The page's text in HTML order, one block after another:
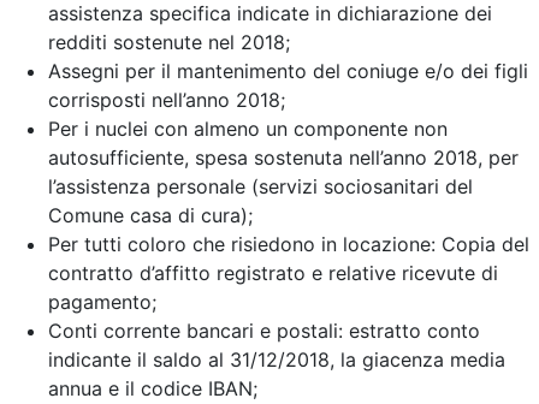
assistenza specifica indicate in dichiarazione dei
redditi sostenute nel 2018;
Assegni per il mantenimento del coniuge e/o dei figli
corrisposti nell’anno 2018;
Per i nuclei con almeno un componente non
autosufficiente, spesa sostenuta nell’anno 2018, per
l’assistenza personale (servizi sociosanitari del
Comune casa di cura);
Per tutti coloro che risiedono in locazione: Copia del
contratto d’affitto registrato e relative ricevute di
pagamento;
Conti corrente bancari e postali: estratto conto
indicante il saldo al 31/12/2018, la giacenza media
annua e il codice IBAN;